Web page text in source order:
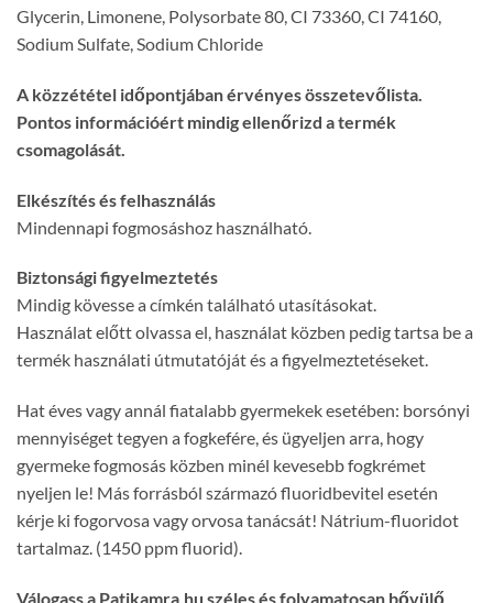
Glycerin, Limonene, Polysorbate 80, CI 73360, CI 74160,
Sodium Sulfate, Sodium Chloride
A közzététel időpontjában érvényes összetevőlista.
Pontos információért mindig ellenőrizd a termék
csomagolását.
Elkészítés és felhasználás
Mindennapi fogmosáshoz használható.
Biztonsági figyelmeztetés
Mindig kövesse a címkén található utasításokat.
Használat előtt olvassa el, használat közben pedig tartsa be a
termék használati útmutatóját és a figyelmeztetéseket.
Hat éves vagy annál fiatalabb gyermekek esetében: borsónyi
mennyiséget tegyen a fogkefére, és ügyeljen arra, hogy
gyermeke fogmosás közben minél kevesebb fogkrémet
nyeljen le! Más forrásból származó fluoridbevitel esetén
kérje ki fogorvosa vagy orvosa tanácsát! Nátrium-fluoridot
tartalmaz. (1450 ppm fluorid).
Válogass a Patikamra.hu széles és folyamatosan bővülő